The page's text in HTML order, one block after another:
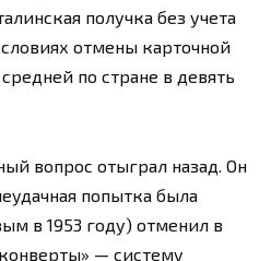
получка без учета
отмены карточной
по стране в девять
вопрос отыграл назад. Он
попытка была
в 1953 году) отменил в
— систему